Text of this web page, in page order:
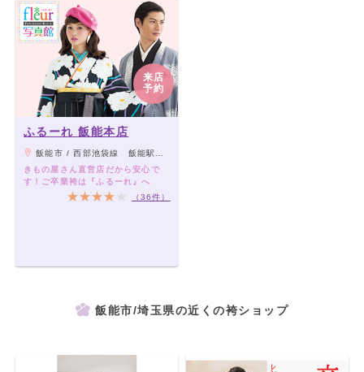
来店
予約
ふるーれ 飯能本店
飯能市 / 西部池袋線 飯能駅より徒歩3分
きもの屋さん直営店だから安心で
す！ご卒業袴は『ふるーれ』へ
（36件）
飯能市/埼玉県の近くの袴ショップ